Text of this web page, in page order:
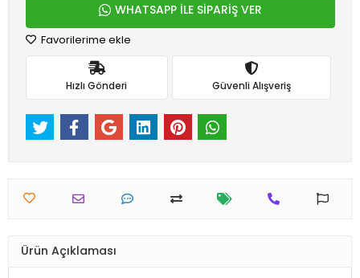
WHATSAPP İLE SİPARİŞ VER
Favorilerime ekle
Hızlı Gönderi Güvenli Alışveriş
Ürün Açıklaması